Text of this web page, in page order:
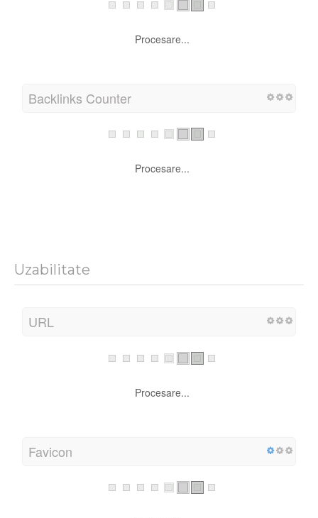
Procesare...
Backlinks Counter
Procesare...
Uzabilitate
URL
Procesare...
Favicon